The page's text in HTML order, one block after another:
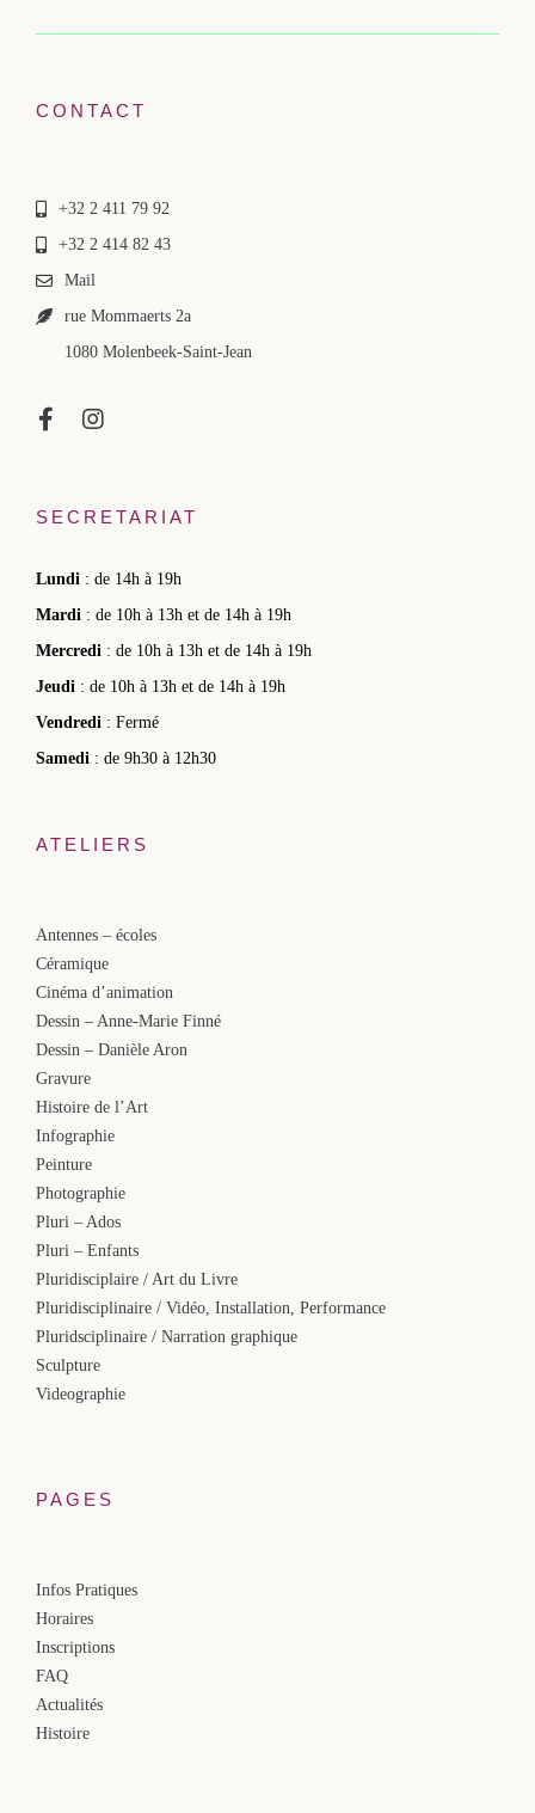
CONTACT
+32 2 411 79 92
+32 2 414 82 43
Mail
rue Mommaerts 2a
1080 Molenbeek-Saint-Jean
SECRETARIAT
Lundi: de 14h à 19h
Mardi: de 10h à 13h et de 14h à 19h
Mercredi: de 10h à 13h et de 14h à 19h
Jeudi: de 10h à 13h et de 14h à 19h
Vendredi: Fermé
Samedi: de 9h30 à 12h30
ATELIERS
Antennes – écoles
Céramique
Cinéma d’animation
Dessin – Anne-Marie Finné
Dessin – Danièle Aron
Gravure
Histoire de l’Art
Infographie
Peinture
Photographie
Pluri – Ados
Pluri – Enfants
Pluridisciplaire / Art du Livre
Pluridisciplinaire / Vidéo, Installation, Performance
Pluridsciplinaire / Narration graphique
Sculpture
Videographie
PAGES
Infos Pratiques
Horaires
Inscriptions
FAQ
Actualités
Histoire